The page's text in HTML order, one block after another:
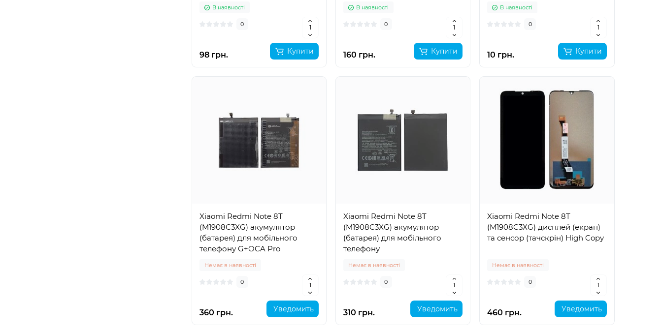
В наявності
0
98 грн. Купити
В наявності
0
160 грн. Купити
В наявності
0
10 грн. Купити
Xiaomi Redmi Note 8T
(M1908C3XG) акумулятор
(батарея) для мобільного
телефону G+OCA Pro
Немає в наявності
0
360 грн. Уведомить
Xiaomi Redmi Note 8T
(M1908C3XG) акумулятор
(батарея) для мобільного
телефону
Немає в наявності
0
310 грн. Уведомить
Xiaomi Redmi Note 8T
(M1908C3XG) дисплей (екран)
та сенсор (тачскрін) High Copy
Немає в наявності
0
460 грн. Уведомить